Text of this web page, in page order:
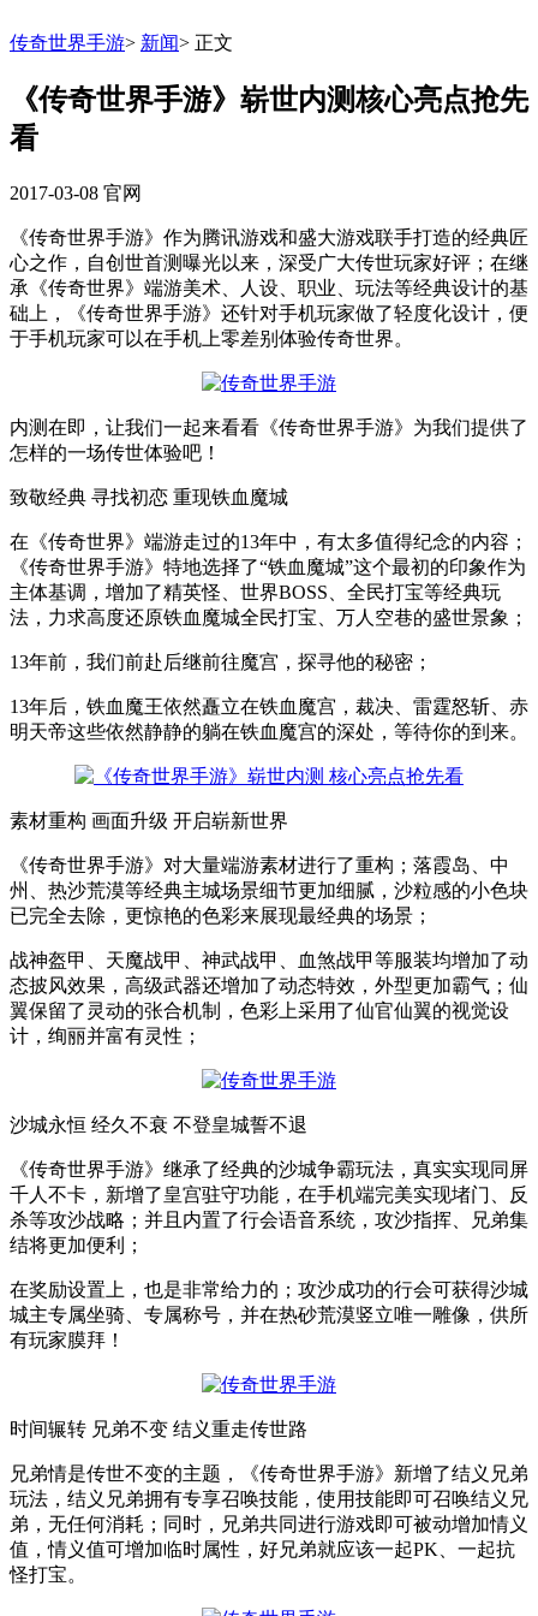
传奇世界手游> 新闻> 正文
《传奇世界手游》崭世内测核心亮点抢先
看
2017-03-08 官网
《传奇世界手游》作为腾讯游戏和盛大游戏联手打造的经典匠
心之作，自创世首测曝光以来，深受广大传世玩家好评；在继
承《传奇世界》端游美术、人设、职业、玩法等经典设计的基
础上，《传奇世界手游》还针对手机玩家做了轻度化设计，便
于手机玩家可以在手机上零差别体验传奇世界。
内测在即，让我们一起来看看《传奇世界手游》为我们提供了
怎样的一场传世体验吧！
致敬经典 寻找初恋 重现铁血魔城
在《传奇世界》端游走过的13年中，有太多值得纪念的内容；
《传奇世界手游》特地选择了“铁血魔城”这个最初的印象作为
主体基调，增加了精英怪、世界BOSS、全民打宝等经典玩
法，力求高度还原铁血魔城全民打宝、万人空巷的盛世景象；
13年前，我们前赴后继前往魔宫，探寻他的秘密；
13年后，铁血魔王依然矗立在铁血魔宫，裁决、雷霆怒斩、赤
明天帝这些依然静静的躺在铁血魔宫的深处，等待你的到来。
素材重构 画面升级 开启崭新世界
《传奇世界手游》对大量端游素材进行了重构；落霞岛、中
州、热沙荒漠等经典主城场景细节更加细腻，沙粒感的小色块
已完全去除，更惊艳的色彩来展现最经典的场景；
战神盔甲、天魔战甲、神武战甲、血煞战甲等服装均增加了动
态披风效果，高级武器还增加了动态特效，外型更加霸气；仙
翼保留了灵动的张合机制，色彩上采用了仙官仙翼的视觉设
计，绚丽并富有灵性；
沙城永恒 经久不衰 不登皇城誓不退
《传奇世界手游》继承了经典的沙城争霸玩法，真实实现同屏
千人不卡，新增了皇宫驻守功能，在手机端完美实现堵门、反
杀等攻沙战略；并且内置了行会语音系统，攻沙指挥、兄弟集
结将更加便利；
在奖励设置上，也是非常给力的；攻沙成功的行会可获得沙城
城主专属坐骑、专属称号，并在热砂荒漠竖立唯一雕像，供所
有玩家膜拜！
时间辗转 兄弟不变 结义重走传世路
兄弟情是传世不变的主题，《传奇世界手游》新增了结义兄弟
玩法，结义兄弟拥有专享召唤技能，使用技能即可召唤结义兄
弟，无任何消耗；同时，兄弟共同进行游戏即可被动增加情义
值，情义值可增加临时属性，好兄弟就应该一起PK、一起抗
怪打宝。